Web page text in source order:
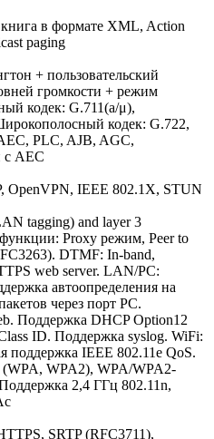
в формате XML, Action
paging
+ пользовательский
громкости + режим
кодек: G.711(a/μ),
кодек: G.722,
PLC, AJB, AGC,
с AEC
IEEE 802.1X, STUN
tagging) and layer 3
Proxy режим, Peer to
DTMF: In-band,
web server. LAN/PC:
автоопределения на
через порт PC.
Поддержка DHCP Option12
ID. Поддержка syslog. WiFi:
поддержка IEEE 802.11e QoS.
WPA2), WPA/WPA2-
2,4 ГГц 802.11n,
SRTP (RFC3711),